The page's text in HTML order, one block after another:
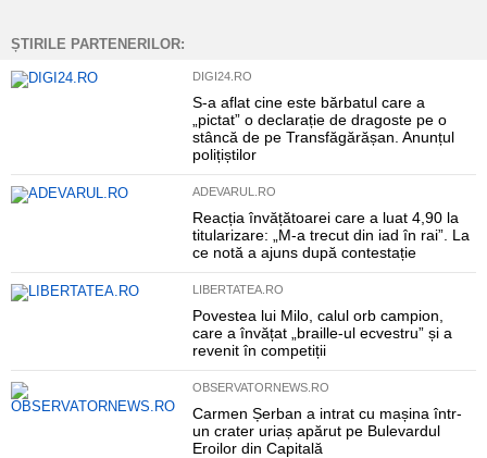
ȘTIRILE PARTENERILOR:
DIGI24.RO
S-a aflat cine este bărbatul care a
„pictat” o declarație de dragoste pe o
stâncă de pe Transfăgărășan. Anunțul
polițiștilor
ADEVARUL.RO
Reacția învățătoarei care a luat 4,90 la
titularizare: „M-a trecut din iad în rai”. La
ce notă a ajuns după contestație
LIBERTATEA.RO
Povestea lui Milo, calul orb campion,
care a învățat „braille-ul ecvestru” și a
revenit în competiții
OBSERVATORNEWS.RO
Carmen Șerban a intrat cu mașina într-
un crater uriaș apărut pe Bulevardul
Eroilor din Capitală